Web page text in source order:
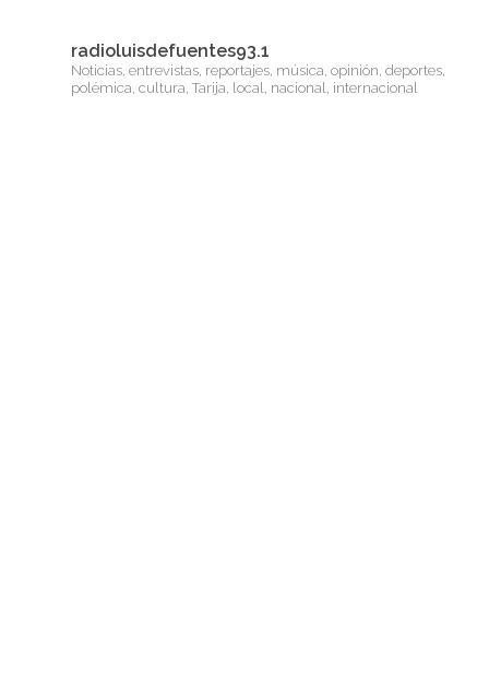
radioluisdefuentes93.1
Noticias, entrevistas, reportajes, música, opinión, deportes,
polémica, cultura, Tarija, local, nacional, internacional